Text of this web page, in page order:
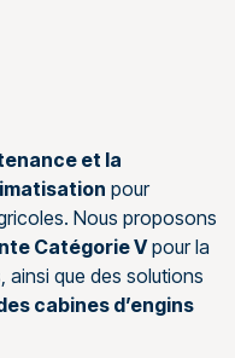
et la
pour
Nous proposons
Catégorie Vpour la
ainsi que des solutions
cabines d’engins